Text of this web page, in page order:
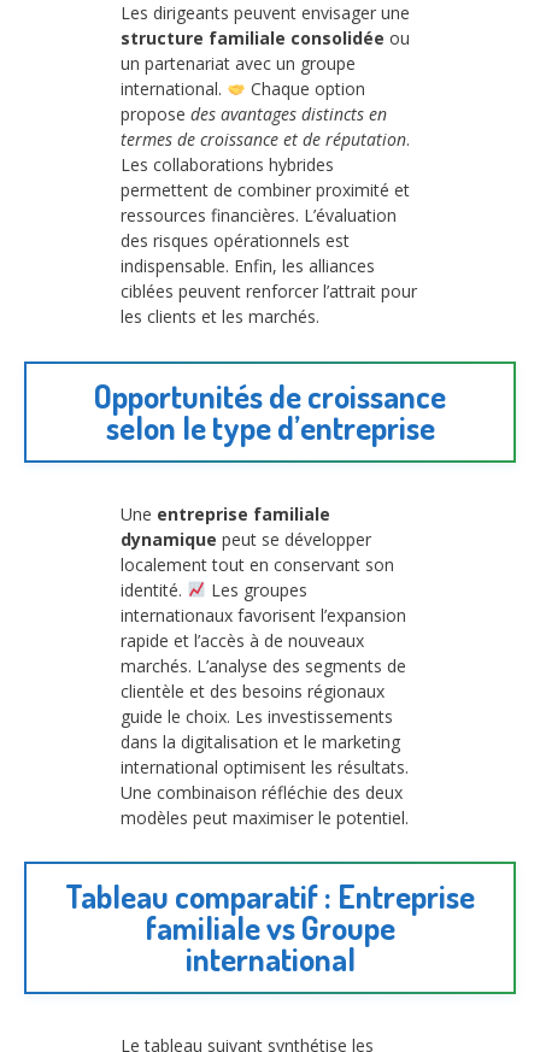
Les dirigeants peuvent envisager une
structure familiale consolidée ou
un partenariat avec un groupe
international.
Chaque option
propose des avantages distincts en
termes de croissance et de réputation.
Les collaborations hybrides
permettent de combiner proximité et
ressources financières. L’évaluation
des risques opérationnels est
indispensable. Enfin, les alliances
ciblées peuvent renforcer l’attrait pour
les clients et les marchés.
Opportunités de croissance
selon le type d’entreprise
Une entreprise familiale
dynamique peut se développer
localement tout en conservant son
identité.
Les groupes
internationaux favorisent l’expansion
rapide et l’accès à de nouveaux
marchés. L’analyse des segments de
clientèle et des besoins régionaux
guide le choix. Les investissements
dans la digitalisation et le marketing
international optimisent les résultats.
Une combinaison réfléchie des deux
modèles peut maximiser le potentiel.
Tableau comparatif : Entreprise
familiale vs Groupe
international
Le tableau suivant synthétise les